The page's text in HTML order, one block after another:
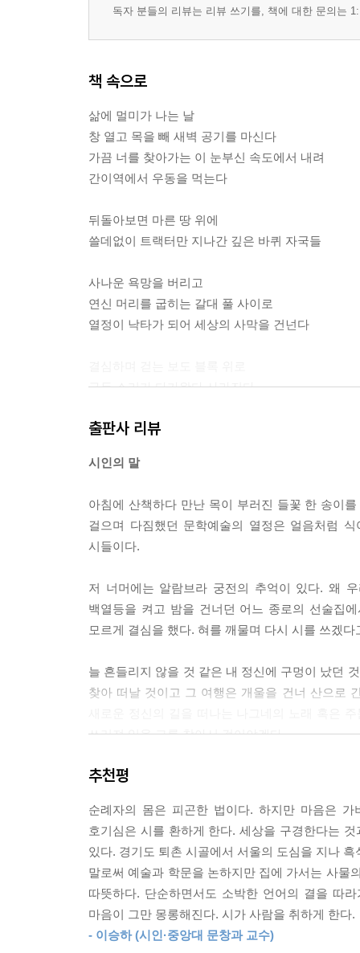
독자 분들의 리뷰는 리뷰 쓰기를, 책에 대한 문의는
책 속으로
삶에 멀미가 나는 날
창 열고 목을 빼 새벽 공기를 마신다
가끔 너를 찾아가는 이 눈부신 속도에서 내려
간이역에서 우동을 먹는다
뒤돌아보면 마른 땅 위에
쓸데없이 트랙터만 지나간 깊은 바퀴 자국들
사나운 욕망을 버리고
연신 머리를 굽히는 갈대 풀 사이로
열정이 낙타가 되어 세상의 사막을 건넌다
구두 소리가 다가왔다 사라진다
편백나무는 지독한 결백증 환자지
내 결심의 기도를 하얀 종이에 적고 있다
땅을 기어 다니는 비단뱀처럼 살았던 기억들이 나
마음이 무거워도
기차에 오르지 않아도
이 지겨운 멀미
--- 「낙타와 편백나무의 노트 혹은 멀미」중에서
새벽 별빛
내 공허한 가슴을 열고
그래서
나는 남보다 일찍 깬다
강가에 돌멩이 밟는
내 발자국 소리
잘그락 잘그락
겨우 겨우 새벽 길 건너 오다
--- 「새벽 길」중에서
출판사 리뷰
시인의 말
아침에 산책하다 만난 목이 부러진 들꽃 한 송이
걸으며 다짐했던 문학예술의 열정은 얼음처럼
시들이다.
저 너머에는 알람브라 궁전의 추억이 있다. 왜
백열등을 켜고 밤을 건너던 어느 종로의 선술집
모르게 결심을 했다. 혀를 깨물며 다시 시를 쓰겠다
늘 흔들리지 않을 것 같은 내 정신에 구멍이 났던
찾아 떠날 것이고 그 여행은 개울을 건너 산으로
쓰러져 있을 그를 찾아서 걸어야겠다.
추천평
순례자의 몸은 피곤한 법이다. 하지만 마음은
호기심은 시를 환하게 한다. 세상을 구경한다는
있다. 경기도 퇴촌 시골에서 서울의 도심을 지나
말로써 예술과 학문을 논하지만 집에 가서는 사물
따뜻하다. 단순하면서도 소박한 언어의 결을 따
마음이 그만 몽롱해진다. 시가 사람을 취하게 한다.
- 이승하 (시인·중앙대 문창과 교수)